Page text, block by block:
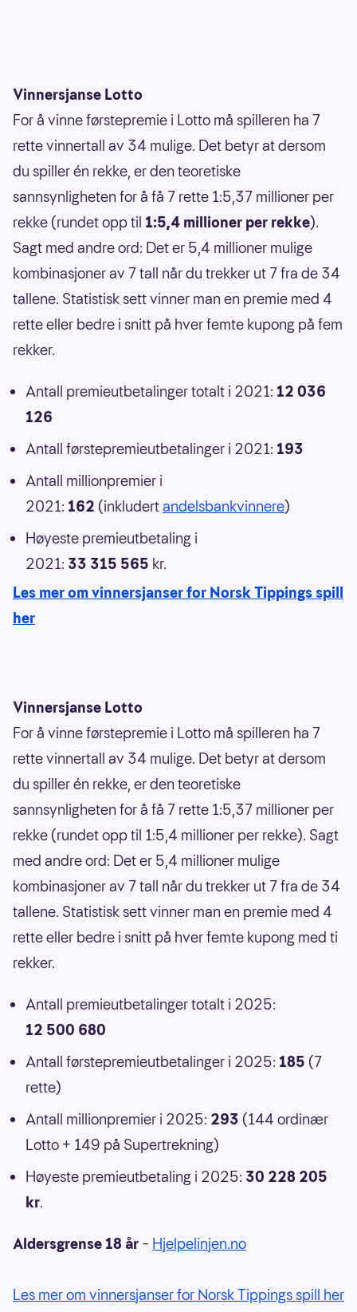
Vinnersjanse Lotto
For å vinne førstepremie i Lotto må spilleren ha 7
rette vinnertall av 34 mulige. Det betyr at dersom
du spiller én rekke, er den teoretiske
sannsynligheten for å få 7 rette 1:5,37 millioner per
rekke (rundet opp til 1:5,4 millioner per rekke).
Sagt med andre ord: Det er 5,4 millioner mulige
kombinasjoner av 7 tall når du trekker ut 7 fra de 34
tallene. Statistisk sett vinner man en premie med 4
rette eller bedre i snitt på hver femte kupong på fem
rekker.
Antall premieutbetalinger totalt i 2021: 12 036
126
Antall førstepremieutbetalinger i 2021: 193
Antall millionpremier i
2021: 162 (inkludertandelsbankvinnere)
Høyeste premieutbetaling i
2021: 33 315 565 kr.
Les mer om vinnersjanser for Norsk Tippings spill
her
Vinnersjanse Lotto
For å vinne førstepremie i Lotto må spilleren ha 7
rette vinnertall av 34 mulige. Det betyr at dersom
du spiller én rekke, er den teoretiske
sannsynligheten for å få 7 rette 1:5,37 millioner per
rekke (rundet opp til 1:5,4 millioner per rekke). Sagt
med andre ord: Det er 5,4 millioner mulige
kombinasjoner av 7 tall når du trekker ut 7 fra de 34
tallene. Statistisk sett vinner man en premie med 4
rette eller bedre i snitt på hver femte kupong med ti
rekker.
Antall premieutbetalinger totalt i 2025:
12 500 680
Antall førstepremieutbetalinger i 2025: 185 (7
rette)
Antall millionpremier i 2025: 293 (144 ordinær
Lotto + 149 på Supertrekning)
Høyeste premieutbetaling i 2025: 30 228 205
kr.
Aldersgrense 18 år – Hjelpelinjen.no
Les mer om vinnersjanser for Norsk Tippings spill her